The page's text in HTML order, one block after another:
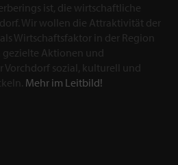
ist, die wirtschaftliche
Wir wollen die Attraktivität der
Wirtschaftsfaktor in der Region
Aktionen und
sozial, kulturell und
Mehr im Leitbild!